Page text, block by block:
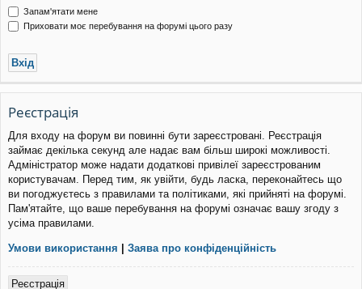
Запам'ятати мене
Приховати моє перебування на форумі цього разу
Реєстрація
Для входу на форум ви повинні бути зареєстровані. Реєстрація
займає декілька секунд але надає вам більш широкі можливості.
Адміністратор може надати додаткові привілеї зареєстрованим
користувачам. Перед тим, як увійти, будь ласка, переконайтесь що
ви погоджуєтесь з правилами та політиками, які прийняті на форумі.
Пам'ятайте, що ваше перебування на форумі означає вашу згоду з
усіма правилами.
Умови використання | Заява про конфіденційність
Реєстрація